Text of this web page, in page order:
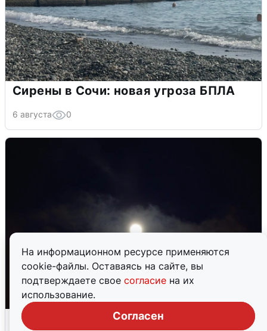
На информационном ресурсе применяются
cookie-файлы. Оставаясь на сайте, вы
подтверждаете свое согласие на их
использование.
Согласен
Сирены в Сочи: новая угроза БПЛА
6 августа 0
Взрывы в Воронеже после сигнала